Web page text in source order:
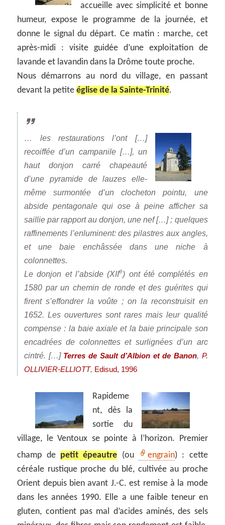
accueille avec simplicité et bonne
humeur, expose le programme de la journée, et
donne le signal du départ. Ce matin : marche, cet
après-midi : visite guidée d’une exploitation de
lavande et lavandin dans la Drôme toute proche.
Nous démarrons au nord du village, en passant
devant la petiteéglise de la Sainte-Trinité.
les restaurations l’ont […]
recoiffée d’un campanile […], un
haut donjon carré chapeauté
d’une pyramide de lauzes elle-
même surmontée d’un clocheton pointu, une
abside pentagonale qui ose à peine afficher sa
saillie par rapport au donjon, une nef […] ; quelques
raffinements l’enluminent: des pilastres aux angles,
et une baie enchâssée dans une niche à
colonnettes.
Le donjon et l’abside (XIIe) ont été complétés en
1580 par un chemin de ronde et des guérites qui
firent s’effondrer la voûte ; on la reconstruisit en
1652. Les ouvertures sont rares mais leur qualité
compense : la baie axiale et la baie principale son
encadrées de colonnettes et surlignées d’un arc
cintré. […] Terres de Sault d’Albion et de Banon, P.
OLLIVIER-ELLIOTT, Edisud, 1996
Rapideme
nt, dès la
sortie du
village, le Ventoux se pointe à l’horizon. Premier
champ de petit épeautre (ou engrain) : cette
céréale rustique proche du blé, cultivée au proche
Orient depuis bien avant J.-C. est remise à la mode
dans les années 1990. Elle a une faible teneur en
gluten, contient pas mal d’acides aminés, des sels